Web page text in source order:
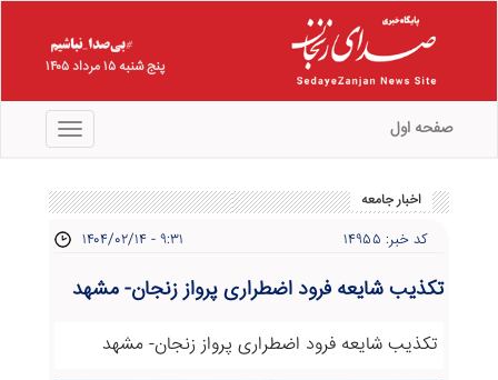
پنج شنبه ۱۵ مرداد ۱۴۰۵
منو صفحه اول
اخبار جامعه
کد خبر: ۱۴۹۵۵ ۱۴۰۴/۰۲/۱۴ - ۹:۳۱
تکذیب شایعه فرود اضطراری پرواز زنجان- مشهد
تکذیب شایعه فرود اضطراری پرواز زنجان- مشهد